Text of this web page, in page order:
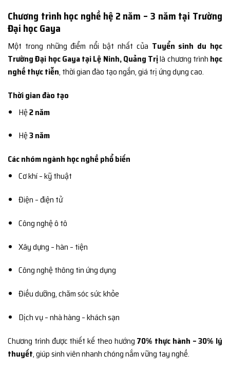
Chương trình học nghề hệ 2 năm – 3 năm tại Trường
Đại học Gaya
Một trong những điểm nổi bật nhất của Tuyển sinh du học
Trường Đại học Gaya tại Lệ Ninh, Quảng Trịlà chương trình học
nghề thực tiễn, thời gian đào tạo ngắn, giá trị ứng dụng cao.
Thời gian đào tạo
Hệ2 năm
Hệ3 năm
Các nhóm ngành học nghề phổ biến
Cơ khí – kỹ thuật
Điện – điện tử
Công nghệ ô tô
Xây dựng – hàn – tiện
Công nghệ thông tin ứng dụng
Điều dưỡng, chăm sóc sức khỏe
Dịch vụ – nhà hàng – khách sạn
Chương trình được thiết kế theo hướng 70% thực hành – 30% lý
thuyết, giúp sinh viên nhanh chóng nắm vững tay nghề.